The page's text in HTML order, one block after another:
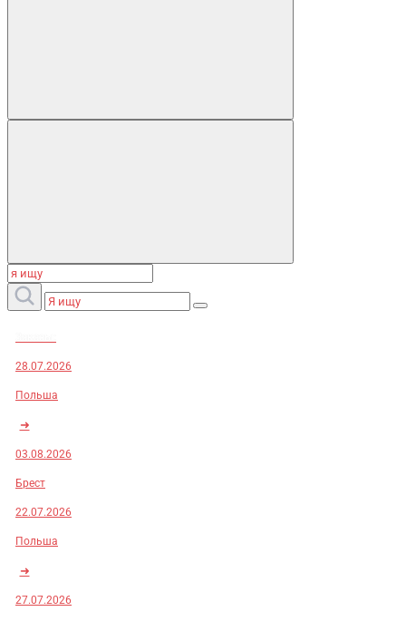
28.07.2026
Польша
➜
03.08.2026
Брест
22.07.2026
Польша
➜
27.07.2026